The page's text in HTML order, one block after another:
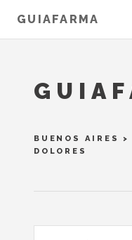
GUIAFARMA
BUENOS AIRES >
DOLORES